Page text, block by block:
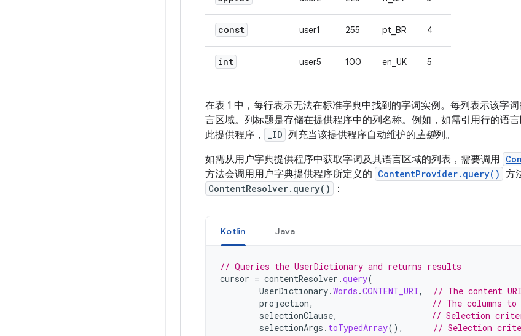
const user1 255 pt_BR 4
int user5 100 en_UK 5
在表 1 中，每行表示无法在标准字典中找到的字词实例。每列表示该字
言区域。列标题是存储在提供程序中的列名称。例如，如需引用行的语
此提供程序，
_ID 列充当该提供程序自动维护的主键列。
如需从用户字典提供程序中获取字词及其语言区域的列表，需要调用
方法会调用用户字典提供程序所定义的 ContentProvider.query() 方
ContentResolver.query() ：
Kotlin Java
// Queries the UserDictionary and returns results
cursor = contentResolver .query(
UserDictionary.Words .CONTENT_URI,
// The content
projection,
// The columns
selectionClause,
// Selection
selectionArgs . toTypedArray(),
// Selection